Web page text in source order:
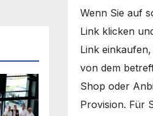
Wenn Sie auf
Link klicken
Link
von dem
Shop oder
Provision. Für